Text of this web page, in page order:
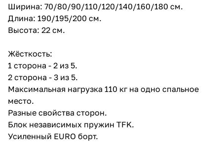
Ширина: 70/80/90/110/120/140/160/180 см.
Длина: 190/195/200 см.
Высота: 22 см.
Жёсткость:
1 сторона - 2 из 5.
2 сторона - 3 из 5.
Максимальная нагрузка 110 кг на одно спальное
место.
Разные свойства сторон.
Блок независимых пружин TFK.
Усиленный EURO борт.